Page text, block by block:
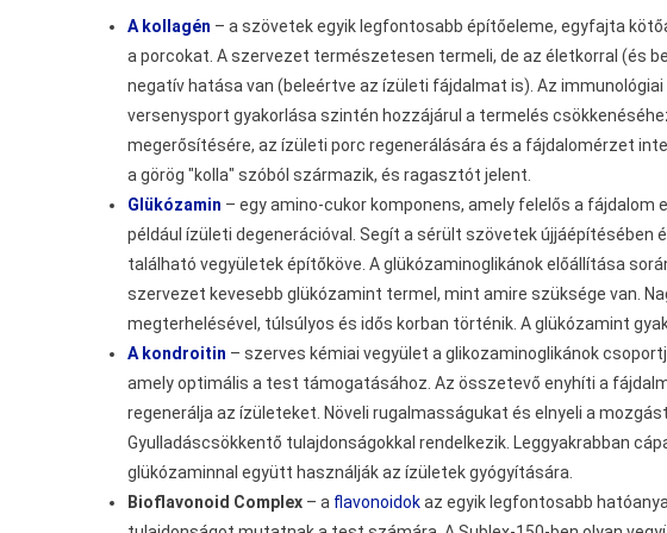
A kollagén – a szövetek egyik legfontosabb építőeleme, egyfajta
a porcokat. A szervezet természetesen termeli, de az életkorral (és
negatív hatása van (beleértve az ízületi fájdalmat is). Az
versenysport gyakorlása szintén hozzájárul a termelés
megerősítésére, az ízületi porc regenerálására és a fájdalomérzet
a görög "kolla" szóból származik, és ragasztót jelent.
Glükózamin – egy amino-cukor komponens, amely felelős a
például ízületi degenerációval. Segít a sérült szövetek újjáépítésében
található vegyületek építőköve. A glükózaminoglikánok előállítása
szervezet kevesebb glükózamint termel, mint amire szüksége van.
megterhelésével, túlsúlyos és idős korban történik. A glükózamint
A kondroitin – szerves kémiai vegyület a glikozaminoglikánok
amely optimális a test támogatásához. Az összetevő enyhíti a
regenerálja az ízületeket. Növeli rugalmasságukat és elnyeli a
Gyulladáscsökkentő tulajdonságokkal rendelkezik. Leggyakrabban
glükózaminnal együtt használják az ízületek gyógyítására.
Bioflavonoid Complex – a flavonoidokaz egyik legfontosabb